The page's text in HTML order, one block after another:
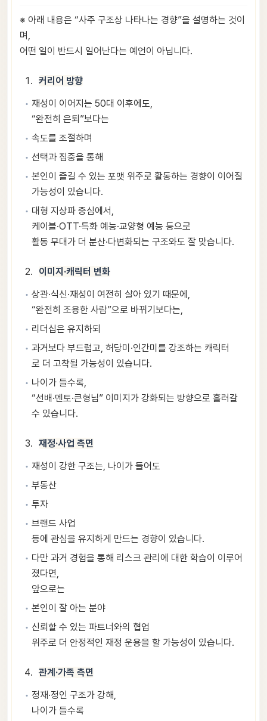
※ 아래 내용은 “사주 구조상 나타나는 경향”을 설명하는 것이
며,
어떤 일이 반드시 일어난다는 예언이 아닙니다.
커리어 방향
재성이 이어지는 50대 이후에도,
“완전히 은퇴”보다는
속도를 조절하며
선택과 집중을 통해
본인이 즐길 수 있는 포맷 위주로 활동하는 경향이 이어질
가능성이 있습니다.
대형 지상파 중심에서,
케이블·OTT·특화 예능·교양형 예능 등으로
활동 무대가 더 분산·다변화되는 구조와도 잘 맞습니다.
이미지·캐릭터 변화
상관·식신·재성이 여전히 살아 있기 때문에,
“완전히 조용한 사람”으로 바뀌기보다는,
리더십은 유지하되
과거보다 부드럽고, 허당미·인간미를 강조하는 캐릭터
로 더 고착될 가능성이 있습니다.
나이가 들수록,
“선배·멘토·큰형님” 이미지가 강화되는 방향으로 흘러갈
수 있습니다.
재정·사업 측면
재성이 강한 구조는, 나이가 들어도
부동산
투자
브랜드 사업
등에 관심을 유지하게 만드는 경향이 있습니다.
다만 과거 경험을 통해 리스크 관리에 대한 학습이 이루어
졌다면,
앞으로는
본인이 잘 아는 분야
신뢰할 수 있는 파트너와의 협업
위주로 더 안정적인 재정 운용을 할 가능성이 있습니다.
관계·가족 측면
정재·정인 구조가 강해,
나이가 들수록